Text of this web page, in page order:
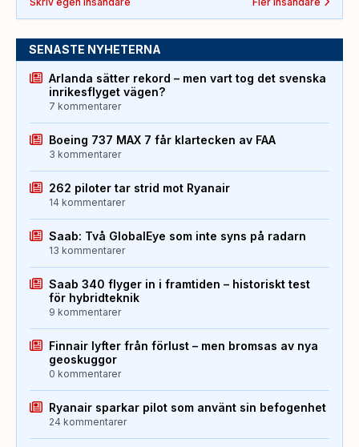
SENASTE NYHETERNA
Arlanda sätter rekord – men vart tog det svenska
inrikesflyget vägen?
7 kommentarer
Boeing 737 MAX 7 får klartecken av FAA
3 kommentarer
262 piloter tar strid mot Ryanair
14 kommentarer
Saab: Två GlobalEye som inte syns på radarn
13 kommentarer
Saab 340 flyger in i framtiden – historiskt test
för hybridteknik
9 kommentarer
Finnair lyfter från förlust – men bromsas av nya
geoskuggor
0 kommentarer
Ryanair sparkar pilot som använt sin befogenhet
24 kommentarer